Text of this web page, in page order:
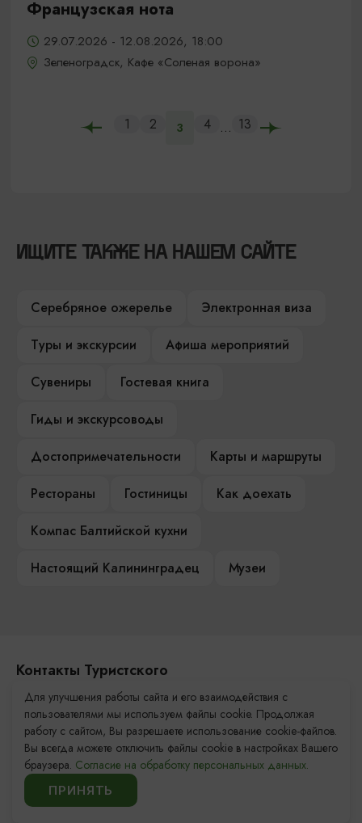
Французская нота
29.07.2026 - 12.08.2026, 18:00
Зеленоградск, Кафе «Соленая ворона»
1 2 3 4 ... 13
ИЩИТЕ ТАКЖЕ НА НАШЕМ САЙТЕ
Серебряное ожерелье
Электронная виза
Туры и экскурсии
Афиша мероприятий
Сувениры
Гостевая книга
Гиды и экскурсоводы
Достопримечательности
Карты и маршруты
Рестораны
Гостиницы
Как доехать
Компас Балтийской кухни
Настоящий Калининградец
Музеи
Контакты Туристского
информационного центра
+7 (4012) 555-200
8 (800) 200-55-39
info@visit-kaliningrad.ru
Для улучшения работы сайта и его взаимодействия с
пользователями мы используем файлы cookie. Продолжая
работу с сайтом, Вы разрешаете использование cookie-файлов.
Вы всегда можете отключить файлы cookie в настройках Вашего
браузера. Согласие на обработку персональных данных.
ПРИНЯТЬ